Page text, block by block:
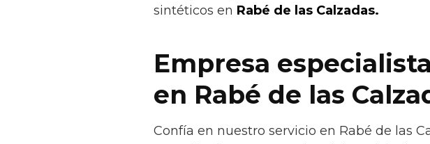
sintéticos en Rabé de las Calzadas.
Empresa
en Rabé de las
Confía en nuestro servicio en Rabé de las